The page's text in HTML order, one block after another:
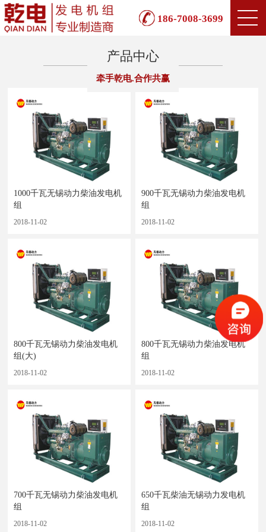
186-7008-3699
产品中心
牵手乾电.合作共赢
1000千瓦无锡动力柴油发电机
组
2018-11-02
900千瓦无锡动力柴油发电机
组
2018-11-02
800千瓦无锡动力柴油发电机
组(大)
2018-11-02
800千瓦无锡动力柴油发电机
组
2018-11-02
700千瓦无锡动力柴油发电机
组
2018-11-02
650千瓦柴油无锡动力发电机
组
2018-11-02